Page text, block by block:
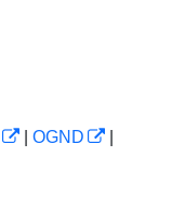
OGND